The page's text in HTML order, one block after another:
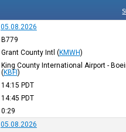
05.08.2026
B779
Grant County Intl (KMWH)
King County International Airport -
(KBFI)
14:15 PDT
14:45 PDT
0:29
05.08.2026